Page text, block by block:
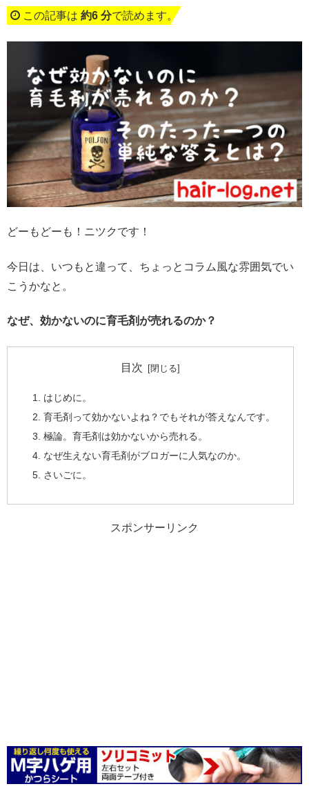
この記事は 約6 分で読めます。
どーもどーも！ニツクです！
今日は、いつもと違って、ちょっとコラム風な雰囲気でい
こうかなと。
なぜ、効かないのに育毛剤が売れるのか？
目次
はじめに。
育毛剤って効かないよね？でもそれが答えなんです。
極論。育毛剤は効かないから売れる。
なぜ生えない育毛剤がブロガーに人気なのか。
さいごに。
スポンサーリンク